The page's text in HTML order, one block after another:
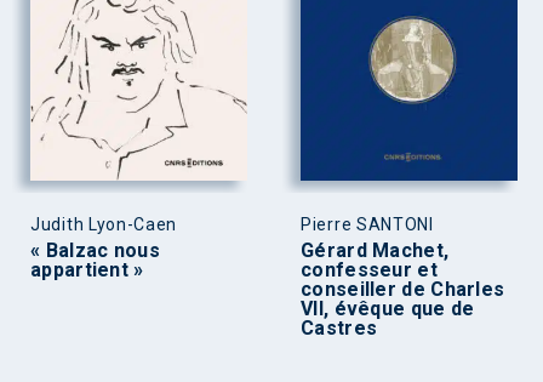
Judith Lyon-Caen
« Balzac nous
appartient »
Pierre SANTONI
Gérard Machet,
confesseur et
conseiller de Charles
VII, évêque que de
Castres